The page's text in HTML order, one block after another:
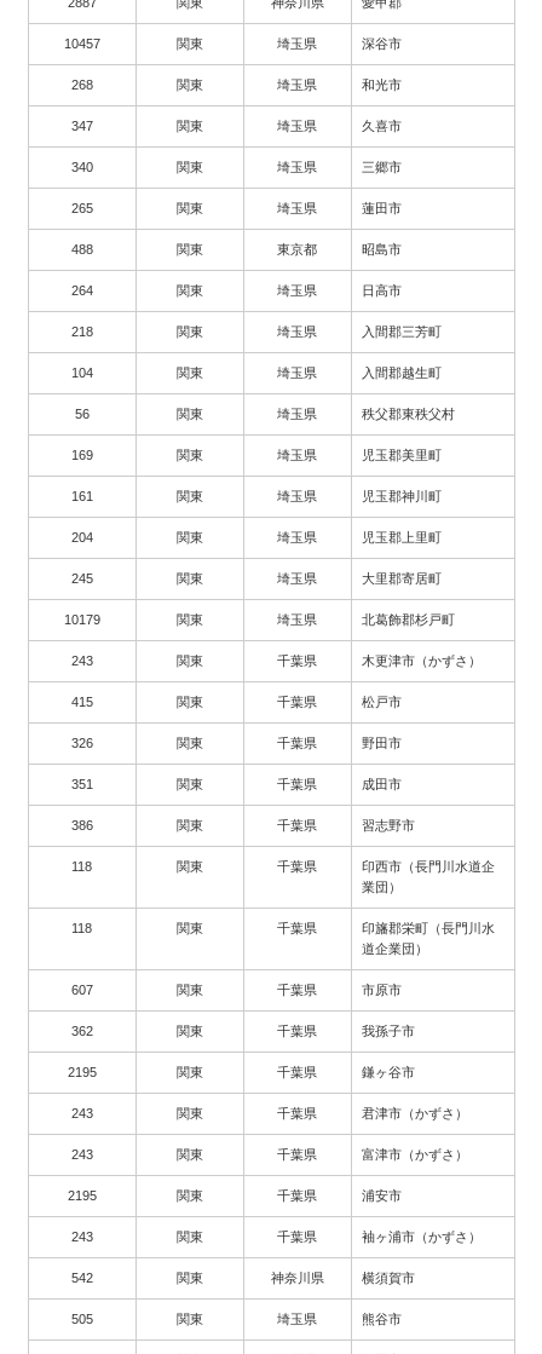
2887 関東 神奈川県 愛甲郡
10457 関東 埼玉県 深谷市
268 関東 埼玉県 和光市
347 関東 埼玉県 久喜市
340 関東 埼玉県 三郷市
265 関東 埼玉県 蓮田市
488 関東 東京都 昭島市
264 関東 埼玉県 日高市
218 関東 埼玉県 入間郡三芳町
104 関東 埼玉県 入間郡越生町
56 関東 埼玉県 秩父郡東秩父村
169 関東 埼玉県 児玉郡美里町
161 関東 埼玉県 児玉郡神川町
204 関東 埼玉県 児玉郡上里町
245 関東 埼玉県 大里郡寄居町
10179 関東 埼玉県 北葛飾郡杉戸町
243 関東 千葉県 木更津市（かずさ）
415 関東 千葉県 松戸市
326 関東 千葉県 野田市
351 関東 千葉県 成田市
386 関東 千葉県 習志野市
118 関東 千葉県
印西市（長門川水道企
業団）
118 関東 千葉県
印旛郡栄町（長門川水
道企業団）
607 関東 千葉県 市原市
362 関東 千葉県 我孫子市
2195 関東 千葉県 鎌ヶ谷市
243 関東 千葉県 君津市（かずさ）
243 関東 千葉県 富津市（かずさ）
2195 関東 千葉県 浦安市
243 関東 千葉県 袖ヶ浦市（かずさ）
542 関東 神奈川県 横須賀市
505 関東 埼玉県 熊谷市